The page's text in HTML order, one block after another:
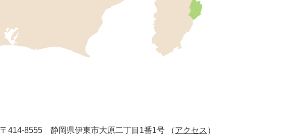
を
記
県
所
〒414-8555 静岡県伊東市大原二丁目1番1号 （アクセス ）